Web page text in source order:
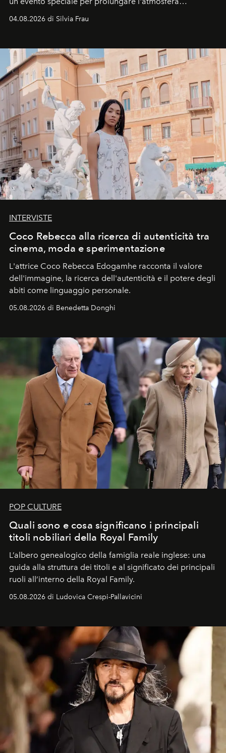
04.08.2026 di Silvia Frau
INTERVISTE
Coco Rebecca alla ricerca di autenticità tra
cinema, moda e sperimentazione
L'attrice Coco Rebecca Edogamhe racconta il valore
dell'immagine, la ricerca dell'autenticità e il potere degli
abiti come linguaggio personale.
05.08.2026 di Benedetta Donghi
POP CULTURE
Quali sono e cosa significano i principali
titoli nobiliari della Royal Family
L’albero genealogico della famiglia reale inglese: una
guida alla struttura dei titoli e al significato dei principali
ruoli all’interno della Royal Family.
05.08.2026 di Ludovica Crespi-Pallavicini